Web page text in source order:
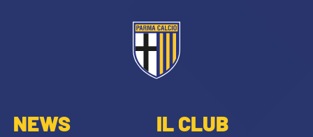
NEWS IL CLUB